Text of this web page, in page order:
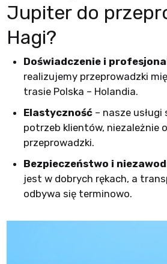
Jupiter do
Hagi?
Doświadczenie i
realizujemy przeprowadzki
trasie Polska – Holandia.
Elastyczność– nasze usługi
potrzeb klientów, niezależnie
przeprowadzki.
Bezpieczeństwo i
jest w dobrych rękach, a
odbywa się terminowo.